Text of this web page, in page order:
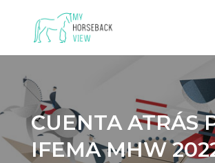
CUENTA ATRÁS
IFEMA MHW